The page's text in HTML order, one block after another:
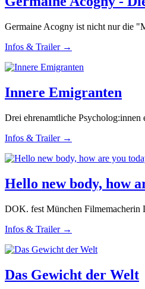
Germaine Acogny ist nicht nur die
Infos & Trailer →
Innere Emigranten
Drei ehrenamtliche
Infos & Trailer →
Hello new body, how
DOK. fest München Filmemacherin
Infos & Trailer →
Das Gewicht der Welt